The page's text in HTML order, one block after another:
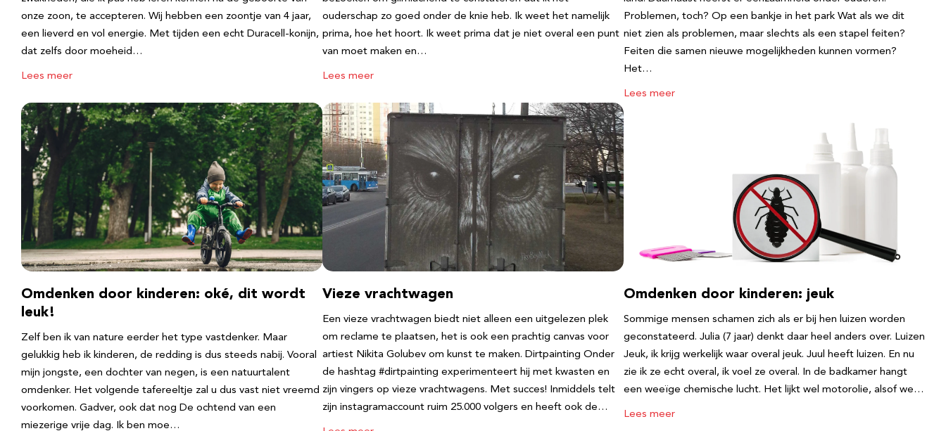
onze zoon, te accepteren. Wij hebben een zoontje van 4 jaar,
een lieverd en vol energie. Met tijden een echt Duracell-konijn,
dat zelfs door moeheid…
Lees meer
ouderschap zo goed onder de knie heb. Ik weet het namelijk
prima, hoe het hoort. Ik weet prima dat je niet overal een punt
van moet maken en…
Lees meer
Problemen, toch? Op een bankje in het park Wat als we dit
niet zien als problemen, maar slechts als een stapel feiten?
Feiten die samen nieuwe mogelijkheden kunnen vormen?
Het…
Lees meer
Omdenken door kinderen: oké, dit wordt
leuk!
Zelf ben ik van nature eerder het type vastdenker. Maar
gelukkig heb ik kinderen, de redding is dus steeds nabij. Vooral
mijn jongste, een dochter van negen, is een natuurtalent
omdenker. Het volgende tafereeltje zal u dus vast niet vreemd
voorkomen. Gadver, ook dat nog De ochtend van een
miezerige vrije dag. Ik ben moe…
Vieze vrachtwagen
Een vieze vrachtwagen biedt niet alleen een uitgelezen plek
om reclame te plaatsen, het is ook een prachtig canvas voor
artiest Nikita Golubev om kunst te maken. Dirtpainting Onder
de hashtag #dirtpainting experimenteert hij met kwasten en
zijn vingers op vieze vrachtwagens. Met succes! Inmiddels telt
zijn instagramaccount ruim 25.000 volgers en heeft ook de…
Omdenken door kinderen: jeuk
Sommige mensen schamen zich als er bij hen luizen worden
geconstateerd. Julia (7 jaar) denkt daar heel anders over. Luizen
Jeuk, ik krijg werkelijk waar overal jeuk. Juul heeft luizen. En nu
zie ik ze echt overal, ik voel ze overal. In de badkamer hangt
een weeïge chemische lucht. Het lijkt wel motorolie, alsof we…
Lees meer